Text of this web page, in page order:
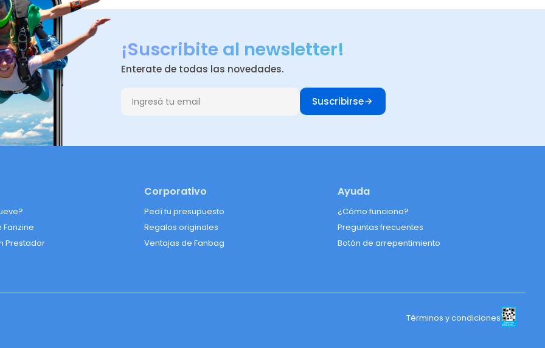
¡Suscribite al newsletter!
Enterate de todas las novedades.
Suscribirse
Prestador
Corporativo
Pedí tu presupuesto
Regalos originales
Ventajas de Fanbag
Ayuda
¿Cómo funciona?
Preguntas frecuentes
Botón de arrepentimiento
Términos y condiciones